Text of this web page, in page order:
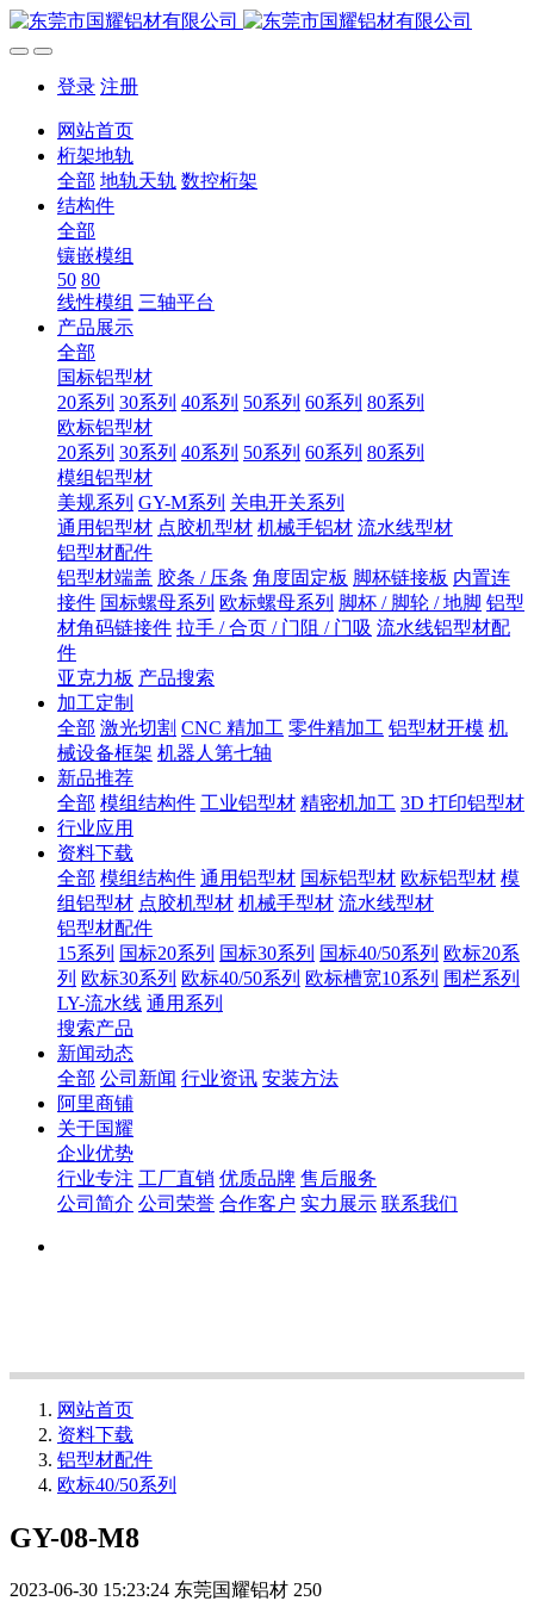
登录 注册
网站首页
桁架地轨
全部 地轨天轨 数控桁架
结构件
全部
镶嵌模组
50 80
线性模组 三轴平台
产品展示
全部
国标铝型材
20系列 30系列 40系列 50系列 60系列 80系列
欧标铝型材
20系列 30系列 40系列 50系列 60系列 80系列
模组铝型材
美规系列 GY-M系列 关电开关系列
通用铝型材 点胶机型材 机械手铝材 流水线型材
铝型材配件
铝型材端盖 胶条 / 压条 角度固定板 脚杯链接板 内置连
接件 国标螺母系列 欧标螺母系列 脚杯 / 脚轮 / 地脚 铝型
材角码链接件 拉手 / 合页 / 门阻 / 门吸 流水线铝型材配
件
亚克力板 产品搜索
加工定制
全部 激光切割 CNC 精加工 零件精加工 铝型材开模 机
械设备框架 机器人第七轴
新品推荐
全部 模组结构件 工业铝型材 精密机加工 3D 打印铝型材
行业应用
资料下载
全部 模组结构件 通用铝型材 国标铝型材 欧标铝型材 模
组铝型材 点胶机型材 机械手型材 流水线型材
铝型材配件
15系列 国标20系列 国标30系列 国标40/50系列 欧标20系
列 欧标30系列 欧标40/50系列 欧标槽宽10系列 围栏系列
LY-流水线 通用系列
搜索产品
新闻动态
全部 公司新闻 行业资讯 安装方法
阿里商铺
关于国耀
企业优势
行业专注 工厂直销 优质品牌 售后服务
公司简介 公司荣誉 合作客户 实力展示 联系我们
网站首页
资料下载
铝型材配件
欧标40/50系列
GY-08-M8
2023-06-30 15:23:24 东莞国耀铝材 250